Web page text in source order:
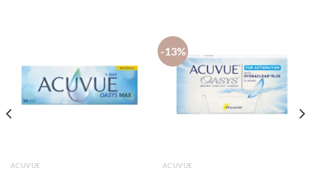
ACUVUE
-13%
ACUVUE